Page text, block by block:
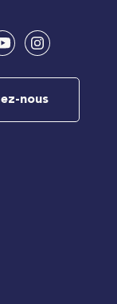
nous